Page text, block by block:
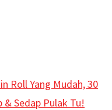
Roll Yang Mudah, 30
& Sedap Pulak Tu!